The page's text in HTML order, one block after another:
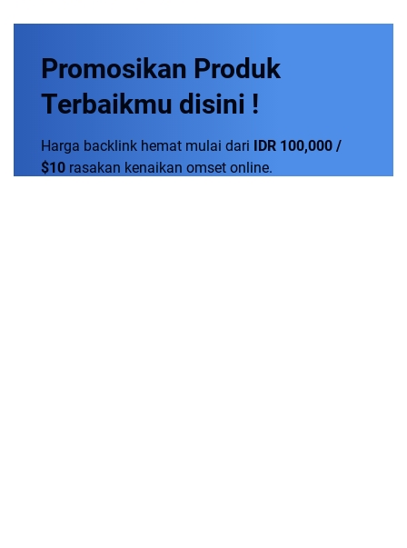
Promosikan Produk
Terbaikmu disini !
Harga backlink hemat mulai dari IDR 100,000 /
$10 rasakan kenaikan omset online.